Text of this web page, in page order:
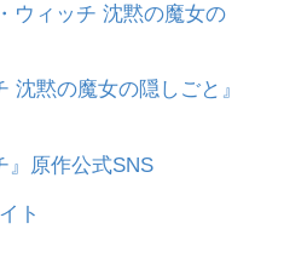
ウィッチ 沈黙の魔女の
沈黙の魔女の隠しごと』
』原作公式SNS
ト